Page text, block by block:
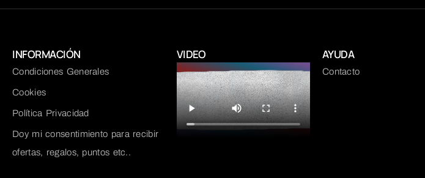
INFORMACIÓN
Condiciones Generales
Cookies
Política Privacidad
Doy mi consentimiento para recibir
ofertas, regalos, puntos etc..
VIDEO AYUDA
Contacto